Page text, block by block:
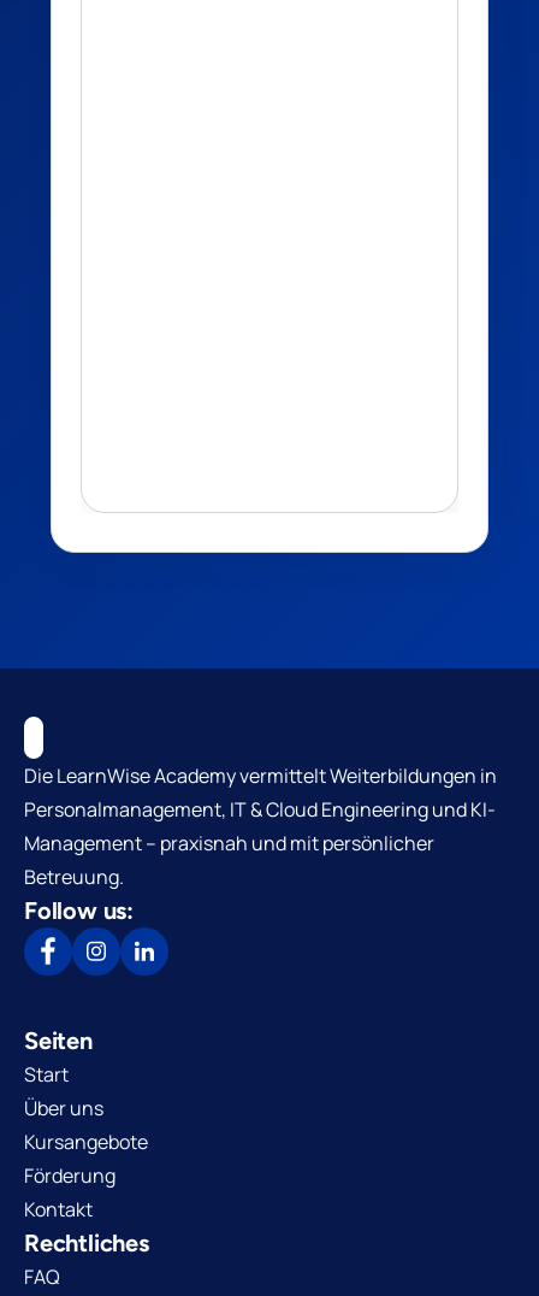
Die LearnWise Academy vermittelt Weiterbildungen in
Personalmanagement, IT & Cloud Engineering und KI-
Management – praxisnah und mit persönlicher
Betreuung.
Follow us:
Seiten
Start
Über uns
Kursangebote
Förderung
Kontakt
Rechtliches
FAQ